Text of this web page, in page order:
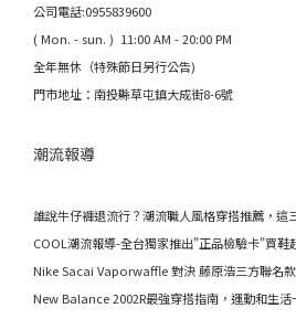
公司電話:0955839600
( Mon. - sun. ) 11:00 AM - 20:00 PM
全年無休（特殊節日另行公告)
門市地址：南投縣草屯鎮大成街8-6號
潮流報導
誰說牛仔褲退流行？潮流職人風格穿搭推薦，這
COOL潮流報導-全台獨家推出"正品檢驗卡"買鞋
Nike Sacai Vaporwaffle 對決 藤原浩三方聯名款
New Balance 2002R最強穿搭指南，運動和生活